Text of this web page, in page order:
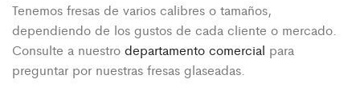
Tenemos fresas de varios calibres o tamaños,
dependiendo de los gustos de cada cliente o mercado.
Consulte a nuestro departamento comercial para
preguntar por nuestras fresas glaseadas.